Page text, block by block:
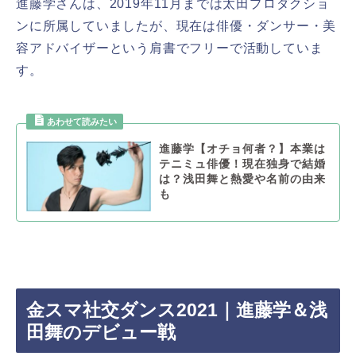
進藤学さんは、2019年11月までは太田プロダクショ
ンに所属していましたが、現在は俳優・ダンサー・美
容アドバイザーという肩書でフリーで活動していま
す。
進藤学【オチョ何者？】本業は
テニミュ俳優！現在独身で結婚
は？浅田舞と熱愛や名前の由来
も
金スマ社交ダンス2021｜進藤学＆浅
田舞のデビュー戦